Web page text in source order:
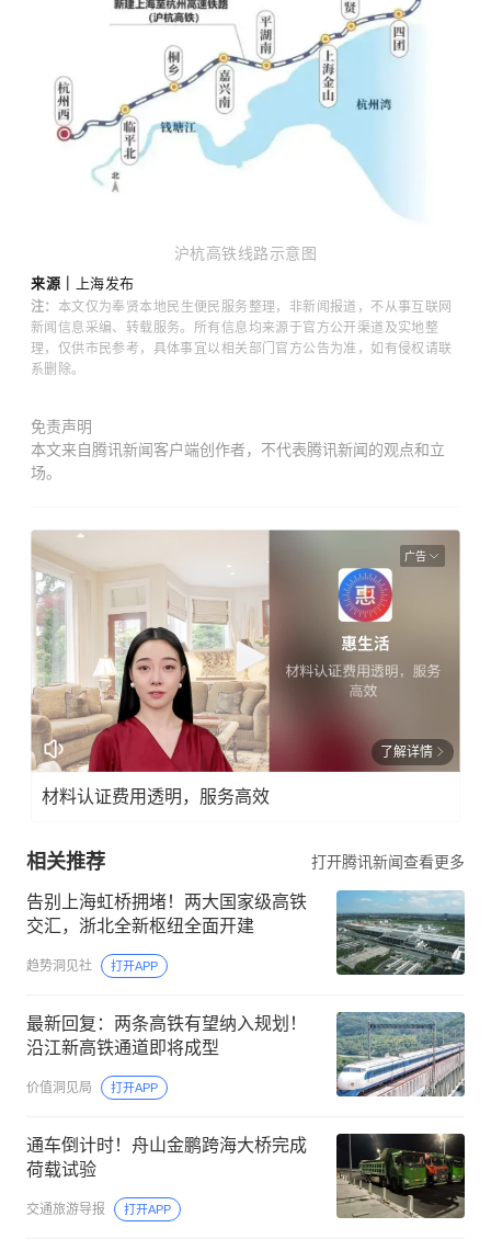
沪杭高铁线路示意图
来源｜ 上海发布
注： 本文仅为奉贤本地民生便民服务整理，非新闻报道，不从事互联网
新闻信息采编、转载服务。所有信息均来源于官方公开渠道及实地整
理，仅供市民参考，具体事宜以相关部门官方公告为准，如有侵权请联
系删除。
免责声明
本文来自腾讯新闻客户端创作者，不代表腾讯新闻的观点和立
场。
广告
了解详情
材料认证费用透明，服务高效
相关推荐 打开腾讯新闻查看更多
告别上海虹桥拥堵！两大国家级高铁
交汇，浙北全新枢纽全面开建
趋势洞见社 打开APP
最新回复：两条高铁有望纳入规划！
沿江新高铁通道即将成型
价值洞见局 打开APP
通车倒计时！舟山金鹏跨海大桥完成
荷载试验
交通旅游导报 打开APP